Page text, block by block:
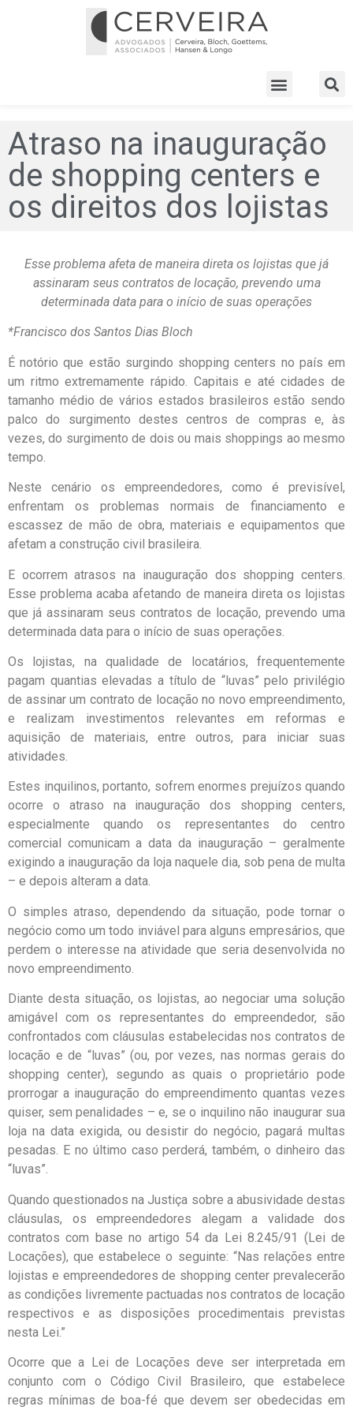
Atraso na inauguração
de shopping centers e
os direitos dos lojistas
Esse problema afeta de maneira direta os lojistas que já
assinaram seus contratos de locação, prevendo uma
determinada data para o início de suas operações
*Francisco dos Santos Dias Bloch
É notório que estão surgindo shopping centers no país em
um ritmo extremamente rápido. Capitais e até cidades de
tamanho médio de vários estados brasileiros estão sendo
palco do surgimento destes centros de compras e, às
vezes, do surgimento de dois ou mais shoppings ao mesmo
tempo.
Neste cenário os empreendedores, como é previsível,
enfrentam os problemas normais de financiamento e
escassez de mão de obra, materiais e equipamentos que
afetam a construção civil brasileira.
E ocorrem atrasos na inauguração dos shopping centers.
Esse problema acaba afetando de maneira direta os lojistas
que já assinaram seus contratos de locação, prevendo uma
determinada data para o início de suas operações.
Os lojistas, na qualidade de locatários, frequentemente
pagam quantias elevadas a título de “luvas” pelo privilégio
de assinar um contrato de locação no novo empreendimento,
e realizam investimentos relevantes em reformas e
aquisição de materiais, entre outros, para iniciar suas
atividades.
Estes inquilinos, portanto, sofrem enormes prejuízos quando
ocorre o atraso na inauguração dos shopping centers,
especialmente quando os representantes do centro
comercial comunicam a data da inauguração – geralmente
exigindo a inauguração da loja naquele dia, sob pena de multa
– e depois alteram a data.
O simples atraso, dependendo da situação, pode tornar o
negócio como um todo inviável para alguns empresários, que
perdem o interesse na atividade que seria desenvolvida no
novo empreendimento.
Diante desta situação, os lojistas, ao negociar uma solução
amigável com os representantes do empreendedor, são
confrontados com cláusulas estabelecidas nos contratos de
locação e de “luvas” (ou, por vezes, nas normas gerais do
shopping center), segundo as quais o proprietário pode
prorrogar a inauguração do empreendimento quantas vezes
quiser, sem penalidades – e, se o inquilino não inaugurar sua
loja na data exigida, ou desistir do negócio, pagará multas
pesadas. E no último caso perderá, também, o dinheiro das
“luvas”.
Quando questionados na Justiça sobre a abusividade destas
cláusulas, os empreendedores alegam a validade dos
contratos com base no artigo 54 da Lei 8.245/91 (Lei de
Locações), que estabelece o seguinte: “Nas relações entre
lojistas e empreendedores de shopping center prevalecerão
as condições livremente pactuadas nos contratos de locação
respectivos e as disposições procedimentais previstas
nesta Lei.”
Ocorre que a Lei de Locações deve ser interpretada em
conjunto com o Código Civil Brasileiro, que estabelece
regras mínimas de boa-fé que devem ser obedecidas em